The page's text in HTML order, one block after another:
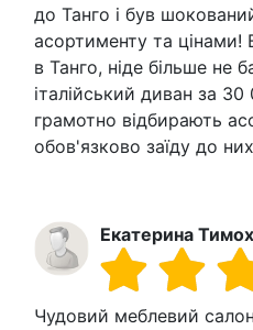
до Танго і був
асортименту та
в Танго, ніде більше не
італійський диван за
грамотно відбирають
обов'язково заїду до
Екатерина
Чудовий меблевий